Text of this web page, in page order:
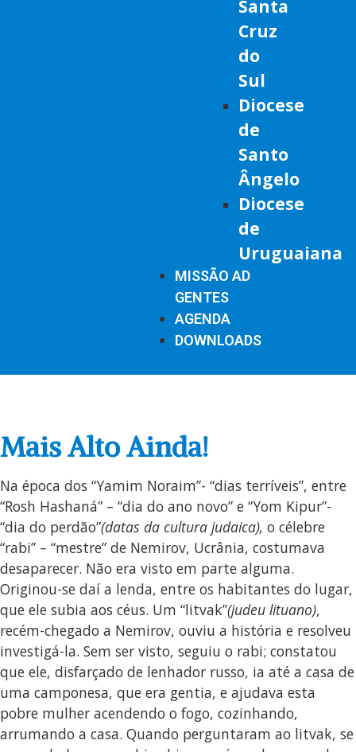
Santa
Cruz
do
Sul
Diocese
de
Santo
Ângelo
Diocese
de
Uruguaiana
MISSÃO AD
GENTES
AGENDA
DOWNLOADS
Mais Alto Ainda!
Na época dos “Yamim Noraim”- “dias terríveis”, entre
“Rosh Hashaná” – “dia do ano novo” e “Yom Kipur”-
“dia do perdão”(datas da cultura judaica), o célebre
“rabi” – “mestre” de Nemirov, Ucrânia, costumava
desaparecer. Não era visto em parte alguma.
Originou-se daí a lenda, entre os habitantes do lugar,
que ele subia aos céus. Um “litvak”(judeu lituano),
recém-chegado a Nemirov, ouviu a história e resolveu
investigá-la. Sem ser visto, seguiu o rabi; constatou
que ele, disfarçado de lenhador russo, ia até a casa de
uma camponesa, que era gentia, e ajudava esta
pobre mulher acendendo o fogo, cozinhando,
arrumando a casa. Quando perguntaram ao litvak, se